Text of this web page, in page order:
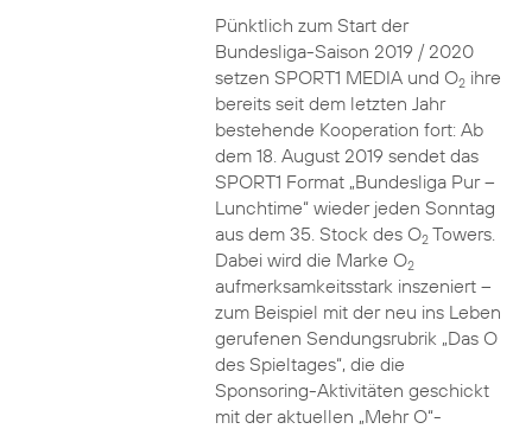
Pünktlich zum Start der
Bundesliga-Saison 2019 / 2020
setzen SPORT1 MEDIA und O2ihre
bereits seit dem letzten Jahr
bestehende Kooperation fort: Ab
dem 18. August 2019 sendet das
SPORT1 Format „Bundesliga Pur –
Lunchtime“ wieder jeden Sonntag
aus dem 35. Stock des O2Towers.
Dabei wird die Marke O2
aufmerksamkeitsstark inszeniert –
zum Beispiel mit der neu ins Leben
gerufenen Sendungsrubrik „Das O
des Spieltages“, die die
Sponsoring-Aktivitäten geschickt
mit der aktuellen „Mehr O“-